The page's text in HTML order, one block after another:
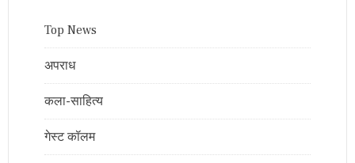
Top News
अपराध
कला-साहित्य
गेस्ट कॉलम